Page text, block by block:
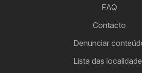
FAQ
Contacto
Denunciar
Lista das